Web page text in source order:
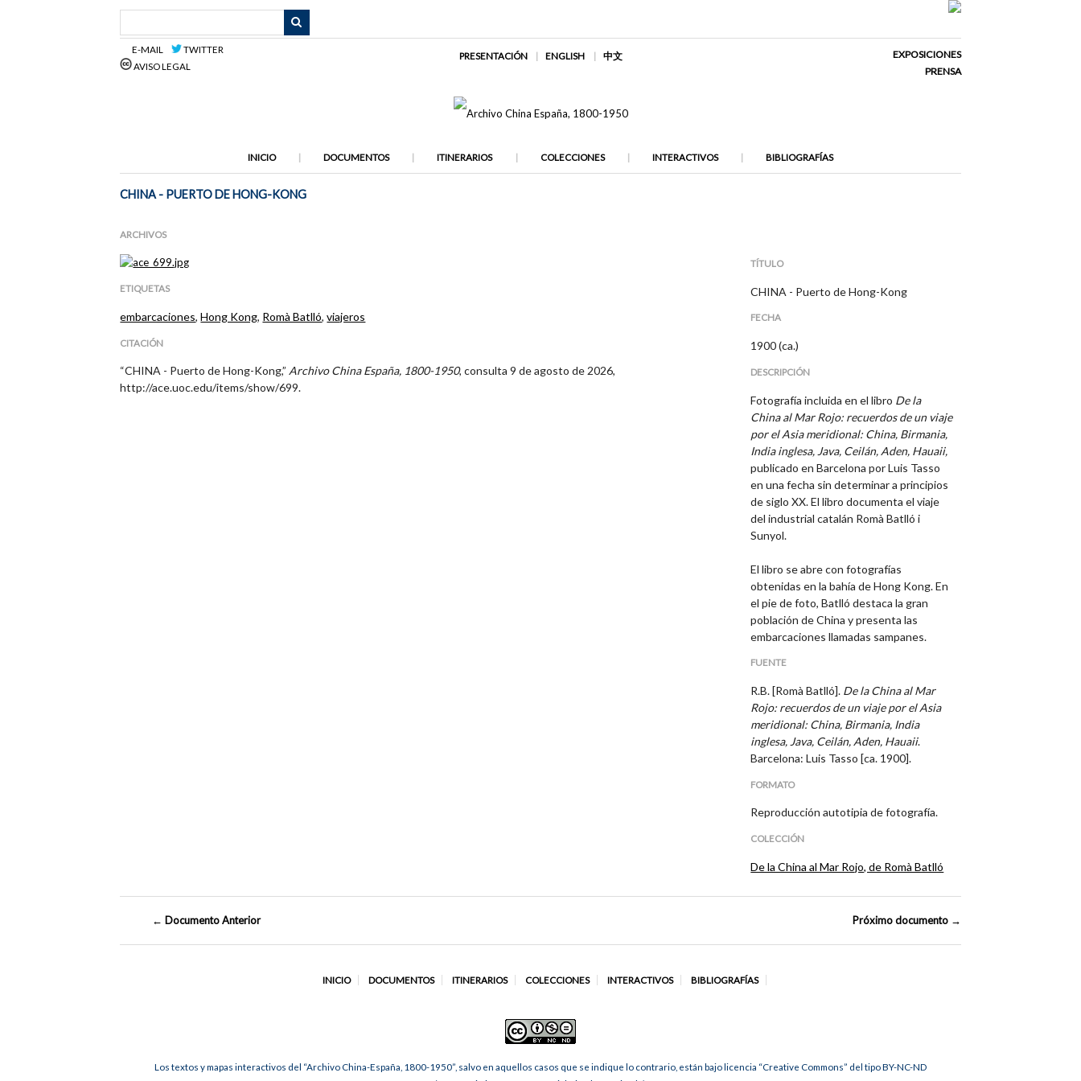
E-MAIL
TWITTER
AVISO LEGAL
PRESENTACIÓN ENGLISH 中文
EXPOSICIONES
PRENSA
INICIO DOCUMENTOS ITINERARIOS COLECCIONES INTERACTIVOS BIBLIOGRAFÍAS
CHINA - PUERTO DE HONG-KONG
ARCHIVOS
ETIQUETAS
embarcaciones,Hong Kong, Romà Batlló,viajeros
CITACIÓN
“CHINA - Puerto de Hong-Kong,”Archivo China España, 1800-1950, consulta 9 de agosto de 2026,
http://ace.uoc.edu/items/show/699.
TÍTULO
CHINA - Puerto de Hong-Kong
FECHA
1900 (ca.)
DESCRIPCIÓN
Fotografía incluida en el libro De la
China al Mar Rojo: recuerdos de un viaje
por el Asia meridional: China, Birmania,
India inglesa, Java, Ceilán, Aden, Hauaii,
publicado en Barcelona por Luis Tasso
en una fecha sin determinar a principios
de siglo XX. El libro documenta el viaje
del industrial catalán Romà Batlló i
Sunyol.
El libro se abre con fotografías
obtenidas en la bahía de Hong Kong. En
el pie de foto, Batlló destaca la gran
población de China y presenta las
embarcaciones llamadas sampanes.
FUENTE
R.B. [Romà Batlló]. De la China al Mar
Rojo: recuerdos de un viaje por el Asia
meridional: China, Birmania, India
inglesa, Java, Ceilán, Aden, Hauaii.
Barcelona: Luis Tasso [ca. 1900].
FORMATO
Reproducción autotipia de fotografía.
COLECCIÓN
De la China al Mar Rojo, de Romà Batlló
← Documento Anterior Próximo documento →
INICIO DOCUMENTOS ITINERARIOS COLECCIONES INTERACTIVOS BIBLIOGRAFÍAS
Los textos y mapas interactivos del “Archivo China-España, 1800-1950”, salvo en aquellos casos que se indique lo contrario, están bajo licencia “Creative Commons” del tipo BY-NC-ND